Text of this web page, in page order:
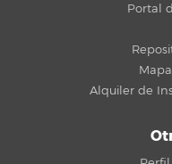
Portal
Alquiler de